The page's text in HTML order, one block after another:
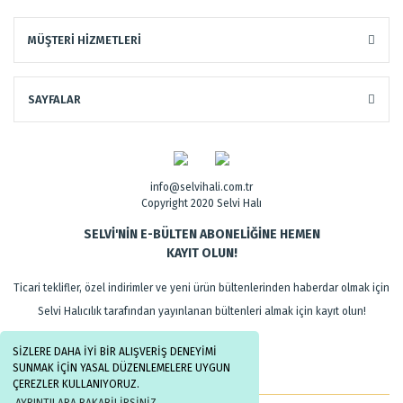
SİZLERE DAHA İYİ BİR ALIŞVERİŞ DENEYİMİ
SUNMAK İÇİN YASAL DÜZENLEMELERE UYGUN
ÇEREZLER KULLANIYORUZ.
MÜŞTERİ HİZMETLERİ
SAYFALAR
info@selvihali.com.tr
Copyright 2020 Selvi Halı
SELVİ'NİN E-BÜLTEN ABONELİĞİNE HEMEN
KAYIT OLUN!
Ticari teklifler, özel indirimler ve yeni ürün bültenlerinden haberdar olmak için
Selvi Halıcılık tarafından yayınlanan bültenleri almak için kayıt olun!